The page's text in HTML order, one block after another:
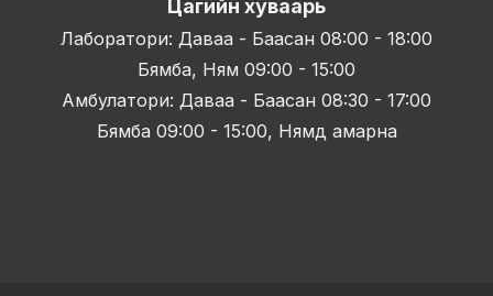
Цагийн хуваарь
Лаборатори: Даваа - Баасан 08:00 - 18:00
Бямба, Ням 09:00 - 15:00
Амбулатори: Даваа - Баасан 08:30 - 17:00
Бямба 09:00 - 15:00, Нямд амарна